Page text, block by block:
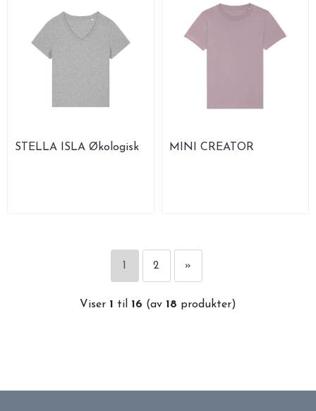
STELLA ISLA Økologisk
MINI CREATOR
2 »
Viser 1 til 16 (av 18 produkter)